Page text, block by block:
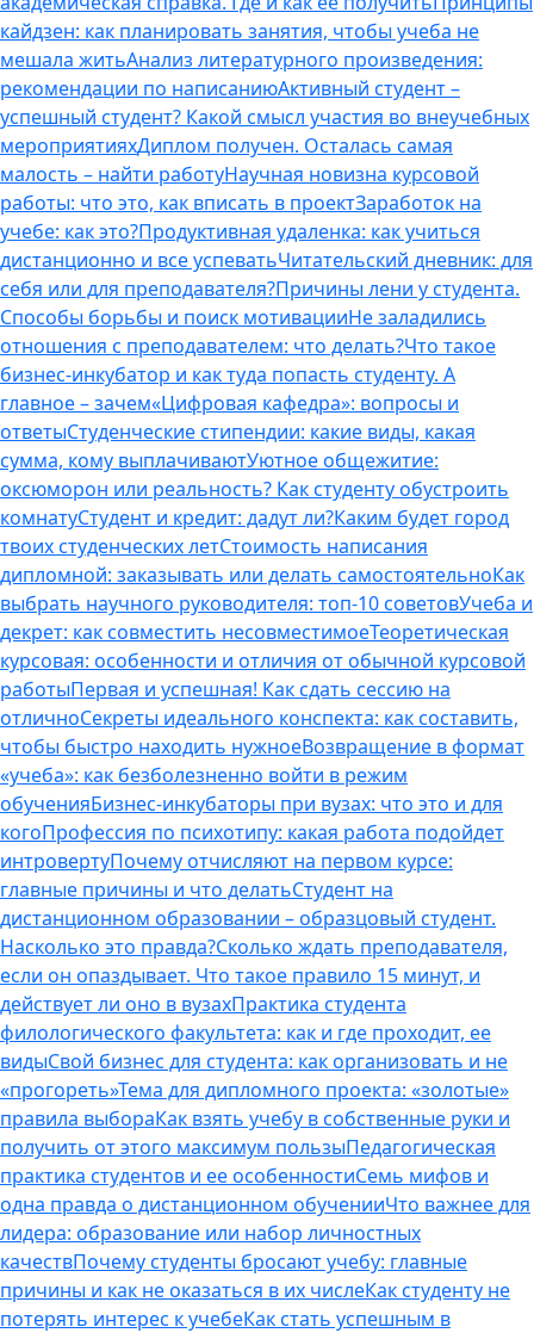
кайдзен: как планировать занятия, чтобы учеба не
мешала житьАнализ литературного произведения:
рекомендации по написаниюАктивный студент –
успешный студент? Какой смысл участия во внеучебных
мероприятияхДиплом получен. Осталась самая
малость – найти работуНаучная новизна курсовой
работы: что это, как вписать в проектЗаработок на
учебе: как это?Продуктивная удаленка: как учиться
дистанционно и все успеватьЧитательский дневник: для
себя или для преподавателя?Причины лени у студента.
Способы борьбы и поиск мотивацииНе заладились
отношения с преподавателем: что делать?Что такое
бизнес-инкубатор и как туда попасть студенту. А
главное – зачем«Цифровая кафедра»: вопросы и
ответыСтуденческие стипендии: какие виды, какая
сумма, кому выплачиваютУютное общежитие:
оксюморон или реальность? Как студенту обустроить
комнатуСтудент и кредит: дадут ли?Каким будет город
твоих студенческих летСтоимость написания
дипломной: заказывать или делать самостоятельноКак
выбрать научного руководителя: топ-10 советовУчеба и
декрет: как совместить несовместимоеТеоретическая
курсовая: особенности и отличия от обычной курсовой
работыПервая и успешная! Как сдать сессию на
отличноСекреты идеального конспекта: как составить,
чтобы быстро находить нужноеВозвращение в формат
«учеба»: как безболезненно войти в режим
обученияБизнес-инкубаторы при вузах: что это и для
когоПрофессия по психотипу: какая работа подойдет
интровертуПочему отчисляют на первом курсе:
главные причины и что делатьСтудент на
дистанционном образовании – образцовый студент.
Насколько это правда?Сколько ждать преподавателя,
если он опаздывает. Что такое правило 15 минут, и
действует ли оно в вузахПрактика студента
филологического факультета: как и где проходит, ее
видыСвой бизнес для студента: как организовать и не
«прогореть»Тема для дипломного проекта: «золотые»
правила выбораКак взять учебу в собственные руки и
получить от этого максимум пользыПедагогическая
практика студентов и ее особенностиСемь мифов и
одна правда о дистанционном обученииЧто важнее для
лидера: образование или набор личностных
качествПочему студенты бросают учебу: главные
причины и как не оказаться в их числеКак студенту не
потерять интерес к учебеКак стать успешным в